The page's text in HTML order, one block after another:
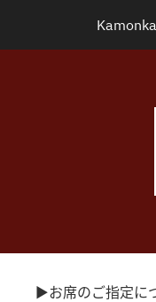
▶お席のご指定に